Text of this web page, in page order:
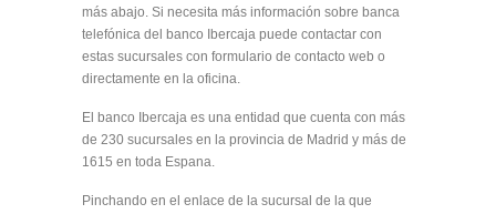
más abajo. Si necesita más información sobre banca
telefónica del banco Ibercaja puede contactar con
estas sucursales con formulario de contacto web o
directamente en la oficina.
El banco Ibercaja es una entidad que cuenta con más
de 230 sucursales en la provincia de Madrid y más de
1615 en toda Espana.
Pinchando en el enlace de la sucursal de la que